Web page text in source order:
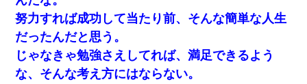
努力すれば成功して当たり前、そんな簡単な人生
だったんだと思う。
じゃなきゃ勉強さえしてれば、満足できるよう
な、そんな考え方にはならない。